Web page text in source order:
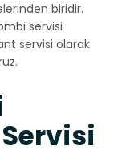
biridir.
servisi
servisi olarak